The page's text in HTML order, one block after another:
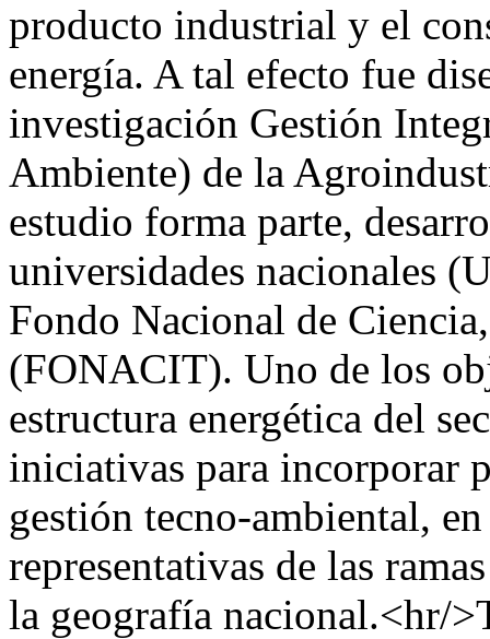
producto industrial y el
energía. A tal efecto fue
investigación Gestión
Ambiente) de la
estudio forma parte,
universidades nacionales
Fondo Nacional de
(FONACIT). Uno de los
estructura energética del
iniciativas para incorporar
gestión tecno-ambiental,
representativas de las
la geografía nacional.<hr/